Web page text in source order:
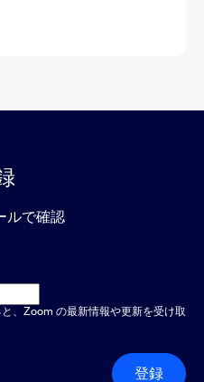
ルで確認
、Zoom の最新情報や更新を受け取
登録